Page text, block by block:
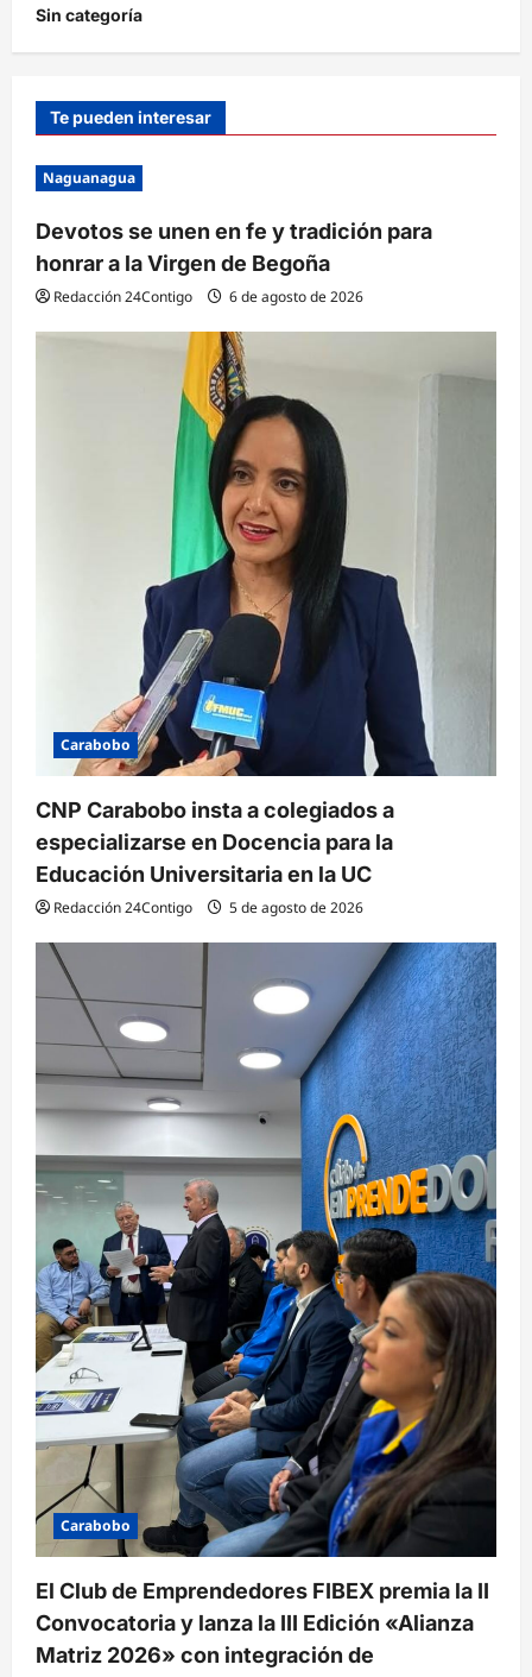
Sin categoría
Te pueden interesar
Naguanagua
Devotos se unen en fe y tradición para
honrar a la Virgen de Begoña
Redacción 24Contigo 6 de agosto de 2026
Carabobo
CNP Carabobo insta a colegiados a
especializarse en Docencia para la
Educación Universitaria en la UC
Redacción 24Contigo 5 de agosto de 2026
Carabobo
El Club de Emprendedores FIBEX premia la II
Convocatoria y lanza la III Edición «Alianza
Matriz 2026» con integración de